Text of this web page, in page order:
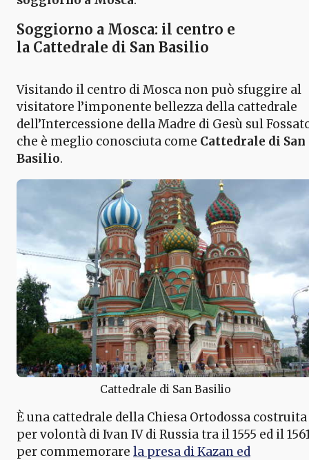
Soggiorno a Mosca: il centro e
la Cattedrale di San Basilio
Visitando il centro di Mosca non può sfuggire al
visitatore l’imponente bellezza della cattedrale
dell’Intercessione della Madre di Gesù sul
che è meglio conosciuta come Cattedrale di San
Basilio.
Cattedrale di San Basilio
È una cattedrale della Chiesa Ortodossa costruita
per volontà di Ivan IV di Russia tra il 1555 ed il
per commemorare la presa di Kazan ed